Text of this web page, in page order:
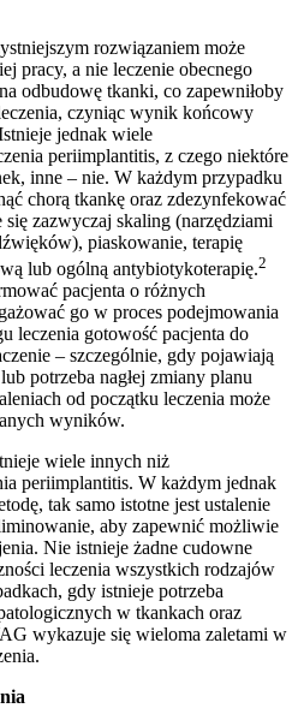
rozwiązaniem może
pracy, a nie leczenie obecnego
odbudowę tkanki, co zapewniłoby
czyniąc wynik końcowy
jednak wiele
periimplantitis, z czego niektóre
inne – nie. W każdym przypadku
chorą tkankę oraz zdezynfekować
zazwyczaj skaling (narzędziami
piaskowanie, terapię
lub ogólną antybiotykoterapię.2
pacjenta o różnych
go w proces podejmowania
leczenia gotowość pacjenta do
– szczególnie, gdy pojawiają
potrzeba nagłej zmiany planu
od początku leczenia może
wyników.
wiele innych niż
periimplantitis. W każdym jednak
tak samo istotne jest ustalenie
aby zapewnić możliwie
Nie istnieje żadne cudowne
leczenia wszystkich rodzajów
gdy istnieje potrzeba
w tkankach oraz
wykazuje się wieloma zaletami w